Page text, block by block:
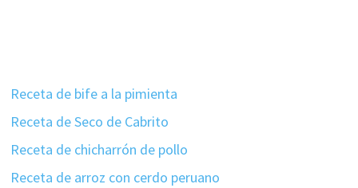
Receta de bife a la pimienta
Receta de Seco de Cabrito
Receta de chicharrón de pollo
Receta de arroz con cerdo peruano